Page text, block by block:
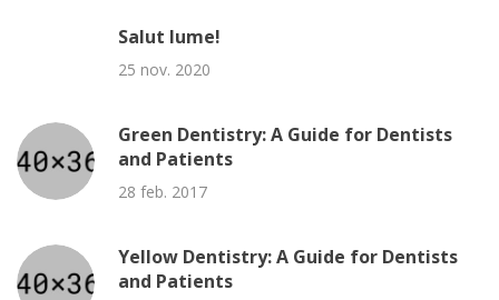
Salut lume!
25 nov. 2020
Green Dentistry: A Guide for Dentists
and Patients
28 feb. 2017
Yellow Dentistry: A Guide for Dentists
and Patients